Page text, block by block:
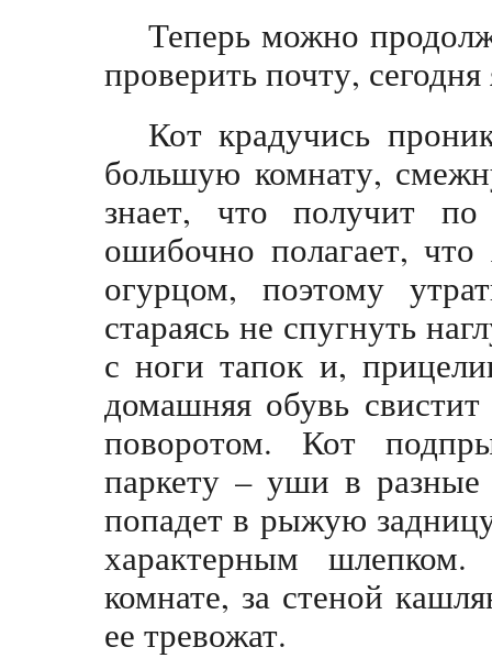
Теперь можно
проверить почту,
Кот крадучись
большую комнату,
знает, что получит
ошибочно полагает,
огурцом, поэтому
стараясь не спугнуть
с ноги тапок и,
домашняя обувь
поворотом. Кот
паркету – уши в
попадет в рыжую
характерным
комнате, за стеной
ее тревожат.